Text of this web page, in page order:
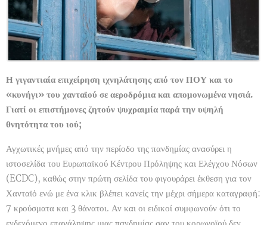
Η γιγαντιαία επιχείρηση ιχνηλάτησης από τον ΠΟΥ και το
«κυνήγι» του χανταϊού σε αεροδρόμια και απομονωμένα νησιά.
Γιατί οι επιστήμονες ζητούν ψυχραιμία παρά την υψηλή
θνητότητα του ιού;
Αγχωτικές μνήμες από την περίοδο της πανδημίας ανασύρει η
ιστοσελίδα του Ευρωπαϊκού Κέντρου Πρόληψης και Ελέγχου Νόσων
(ECDC), καθώς στην πρώτη σελίδα του φιγουράρει έκθεση για τον
Χανταϊό ενώ με ένα κλικ βλέπει κανείς την μέχρι σήμερα καταγραφή:
7 κρούσματα και 3 θάνατοι. Αν και οι ειδικοί συμφωνούν ότι το